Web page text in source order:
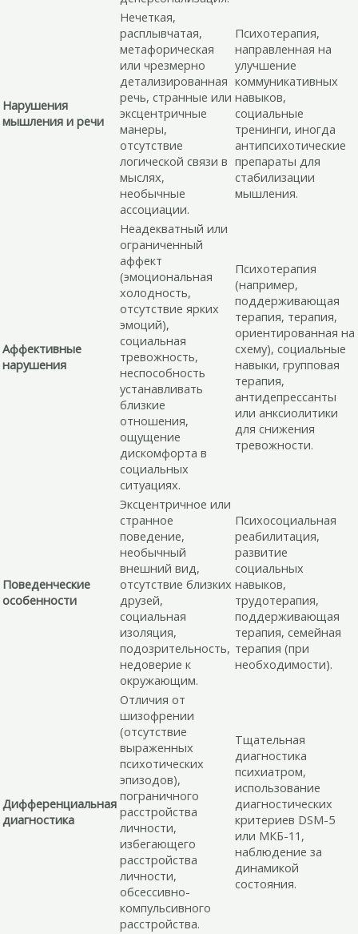
Нарушения
мышления и речи
Нечеткая,
расплывчатая,
метафорическая
или чрезмерно
детализированная
речь, странные или
эксцентричные
манеры,
отсутствие
логической связи в
мыслях,
необычные
ассоциации.
Психотерапия,
направленная на
улучшение
коммуникативных
навыков,
социальные
тренинги, иногда
антипсихотические
препараты для
стабилизации
мышления.
Аффективные
нарушения
Неадекватный или
ограниченный
аффект
(эмоциональная
холодность,
отсутствие ярких
эмоций),
социальная
тревожность,
неспособность
устанавливать
близкие
отношения,
ощущение
дискомфорта в
социальных
ситуациях.
Психотерапия
(например,
поддерживающая
терапия, терапия,
ориентированная на
схему), социальные
навыки, групповая
терапия,
антидепрессанты
или анксиолитики
для снижения
тревожности.
Поведенческие
особенности
Эксцентричное или
странное
поведение,
необычный
внешний вид,
отсутствие близких
друзей,
социальная
изоляция,
подозрительность,
недоверие к
окружающим.
Психосоциальная
реабилитация,
развитие
социальных
навыков,
трудотерапия,
поддерживающая
терапия, семейная
терапия (при
необходимости).
Дифференциальная
диагностика
Отличия от
шизофрении
(отсутствие
выраженных
психотических
эпизодов),
пограничного
расстройства
личности,
избегающего
расстройства
личности,
обсессивно-
компульсивного
расстройства.
Тщательная
диагностика
психиатром,
использование
диагностических
критериев DSM-5
или МКБ-11,
наблюдение за
динамикой
состояния.